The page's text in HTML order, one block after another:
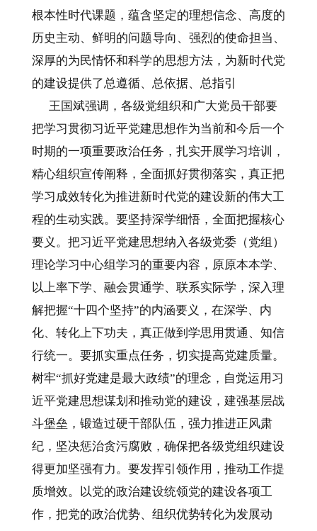
根本性时代课题，蕴含坚定的理想信念、高度的
历史主动、鲜明的问题导向、强烈的使命担当、
深厚的为民情怀和科学的思想方法，为新时代党
的建设提供了总遵循、总依据、总指引
王国斌强调，各级党组织和广大党员干部要
把学习贯彻习近平党建思想作为当前和今后一个
时期的一项重要政治任务，扎实开展学习培训，
精心组织宣传阐释，全面抓好贯彻落实，真正把
学习成效转化为推进新时代党的建设新的伟大工
程的生动实践。要坚持深学细悟，全面把握核心
要义。把习近平党建思想纳入各级党委（党组）
理论学习中心组学习的重要内容，原原本本学、
以上率下学、融会贯通学、联系实际学，深入理
解把握“十四个坚持”的内涵要义，在深学、内
化、转化上下功夫，真正做到学思用贯通、知信
行统一。要抓实重点任务，切实提高党建质量。
树牢“抓好党建是最大政绩”的理念，自觉运用习
近平党建思想谋划和推动党的建设，建强基层战
斗堡垒，锻造过硬干部队伍，强力推进正风肃
纪，坚决惩治贪污腐败，确保把各级党组织建设
得更加坚强有力。要发挥引领作用，推动工作提
质增效。以党的政治建设统领党的建设各项工
作，把党的政治优势、组织优势转化为发展动